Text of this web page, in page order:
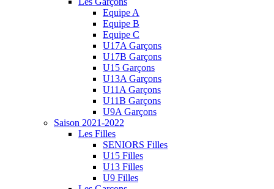
Equipe A
Equipe B
Equipe C
U17A Garçons
U17B Garçons
U15 Garçons
U13A Garçons
U11A Garçons
U11B Garçons
U9A Garçons
Saison 2021-2022
Les Filles
SENIORS Filles
U15 Filles
U13 Filles
U9 Filles